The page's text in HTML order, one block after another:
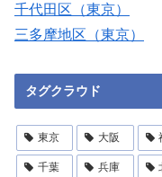
千代田区（東京）
三多摩地区（東京）
タグクラウド
東京 大阪
千葉 兵庫